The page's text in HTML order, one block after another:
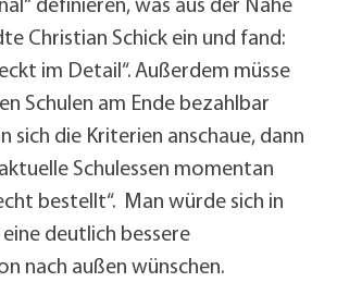
definieren, was aus der Nähe
Christian Schick ein und fand:
im Detail“. Außerdem müsse
Schulen am Ende bezahlbar
sich die Kriterien anschaue, dann
Schulessen momentan
bestellt“. Man würde sich in
deutlich bessere
nach außen wünschen.